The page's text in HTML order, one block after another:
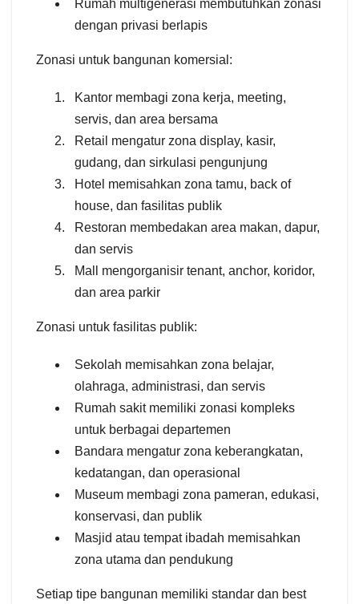
Rumah multigenerasi membutuhkan zonasi
dengan privasi berlapis
Zonasi untuk bangunan komersial:
Kantor membagi zona kerja, meeting,
servis, dan area bersama
Retail mengatur zona display, kasir,
gudang, dan sirkulasi pengunjung
Hotel memisahkan zona tamu, back of
house, dan fasilitas publik
Restoran membedakan area makan, dapur,
dan servis
Mall mengorganisir tenant, anchor, koridor,
dan area parkir
Zonasi untuk fasilitas publik:
Sekolah memisahkan zona belajar,
olahraga, administrasi, dan servis
Rumah sakit memiliki zonasi kompleks
untuk berbagai departemen
Bandara mengatur zona keberangkatan,
kedatangan, dan operasional
Museum membagi zona pameran, edukasi,
konservasi, dan publik
Masjid atau tempat ibadah memisahkan
zona utama dan pendukung
Setiap tipe bangunan memiliki standar dan best